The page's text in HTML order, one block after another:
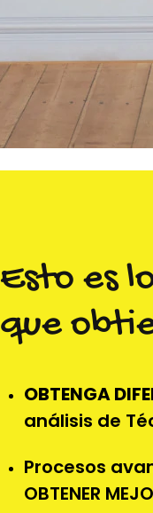
Esto es
que
OBTENGA
análisis de
Procesos
OBTENER